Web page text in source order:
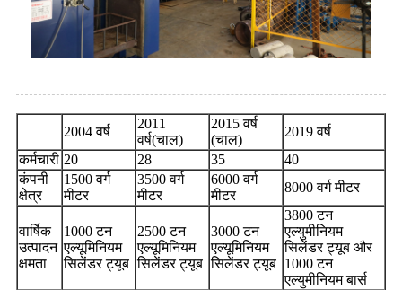
2004 वर्ष
2011
वर्ष(चाल)
2015 वर्ष
(चाल)
2019 वर्ष
कर्मचारी 20 28 35
40
कंपनी
क्षेत्र
1500 वर्ग
मीटर
3500 वर्ग
मीटर
6000 वर्ग
मीटर
8000 वर्ग मीटर
वार्षिक
उत्पादन
क्षमता
1000 टन
एल्यूमिनियम
सिलेंडर ट्यूब
2500 टन
एल्यूमिनियम
सिलेंडर ट्यूब
3000 टन
एल्यूमिनियम
सिलेंडर ट्यूब
3800 टन
एल्युमीनियम
सिलेंडर ट्यूब और
1000 टन
एल्युमीनियम बार्स